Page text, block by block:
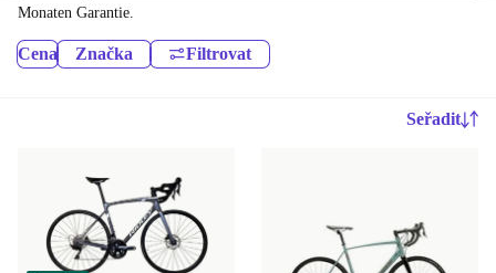
Monaten Garantie.
Cena Značka Filtrovat
Seřadit